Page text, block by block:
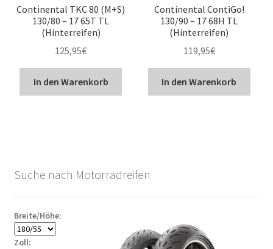
Continental TKC 80 (M+S)
130/80 – 17 65T TL
(Hinterreifen)
125,95€
In den Warenkorb
Continental ContiGo!
130/90 – 17 68H TL
(Hinterreifen)
119,95€
In den Warenkorb
Suche nach Motorradreifen
Breite/Höhe:
Zoll: